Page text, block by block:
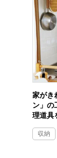
家がき
ン」の
理道具
収納